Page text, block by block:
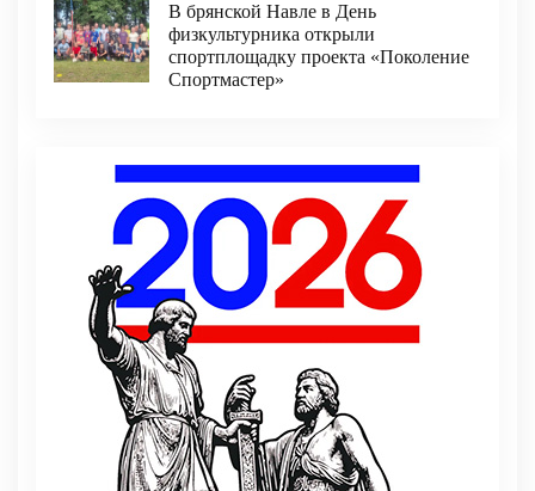
В брянской Навле в День
физкультурника открыли
спортплощадку проекта «Поколение
Спортмастер»